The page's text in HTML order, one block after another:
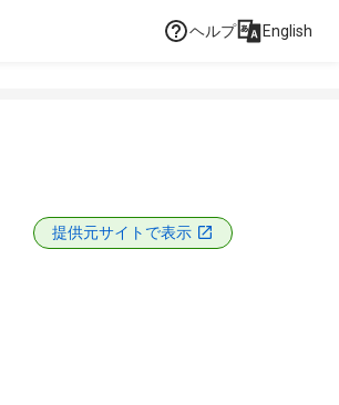
ヘルプ English
提供元サイトで表示